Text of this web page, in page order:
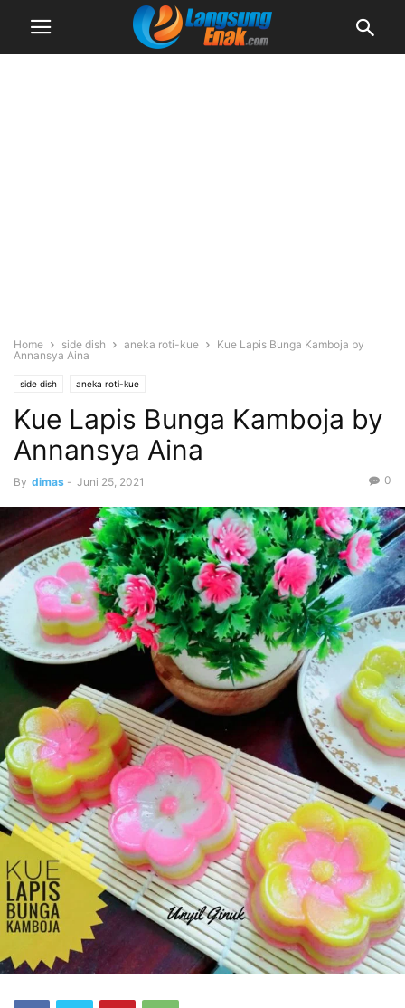
Home side dish aneka roti-kue
Kue Lapis Bunga Kamboja by
Annansya Aina
side dish aneka roti-kue
Kue Lapis Bunga Kamboja by
Annansya Aina
By dimas - Juni 25, 2021 0